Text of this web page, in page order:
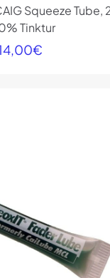
Squeeze Tube,
Tinktur
€